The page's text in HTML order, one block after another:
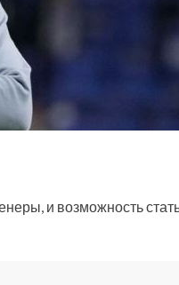
и возможность